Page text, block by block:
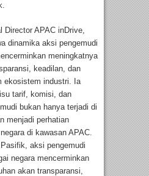
Director APAC inDrive,
dinamika aksi pengemudi
meningkatnya
keadilan, dan
ekosistem industri. Ia
tarif, komisi, dan
bukan hanya terjadi di
menjadi perhatian
di kawasan APAC.
aksi pengemudi
negara mencerminkan
akan transparansi,